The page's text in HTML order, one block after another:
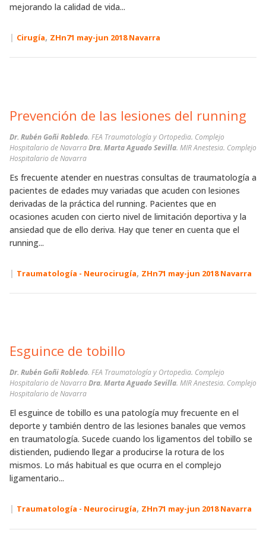
mejorando la calidad de vida...
| Cirugía, ZHn71 may-jun 2018 Navarra
Prevención de las lesiones del running
Dr. Rubén Goñi Robledo. FEA Traumatología y Ortopedia. Complejo
Hospitalario de NavarraDra. Marta Aguado Sevilla. MIR Anestesia. Complejo
Hospitalario de Navarra
Es frecuente atender en nuestras consultas de traumatología a
pacientes de edades muy variadas que acuden con lesiones
derivadas de la práctica del running. Pacientes que en
ocasiones acuden con cierto nivel de limitación deportiva y la
ansiedad que de ello deriva. Hay que tener en cuenta que el
running...
| Traumatología - Neurocirugía, ZHn71 may-jun 2018 Navarra
Esguince de tobillo
Dr. Rubén Goñi Robledo. FEA Traumatología y Ortopedia. Complejo
Hospitalario de NavarraDra. Marta Aguado Sevilla. MIR Anestesia. Complejo
Hospitalario de Navarra
El esguince de tobillo es una patología muy frecuente en el
deporte y también dentro de las lesiones banales que vemos
en traumatología. Sucede cuando los ligamentos del tobillo se
distienden, pudiendo llegar a producirse la rotura de los
mismos. Lo más habitual es que ocurra en el complejo
ligamentario...
| Traumatología - Neurocirugía, ZHn71 may-jun 2018 Navarra